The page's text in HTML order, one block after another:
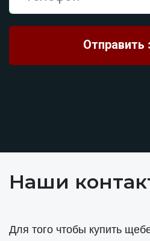
Наши
Для того чтобы купить